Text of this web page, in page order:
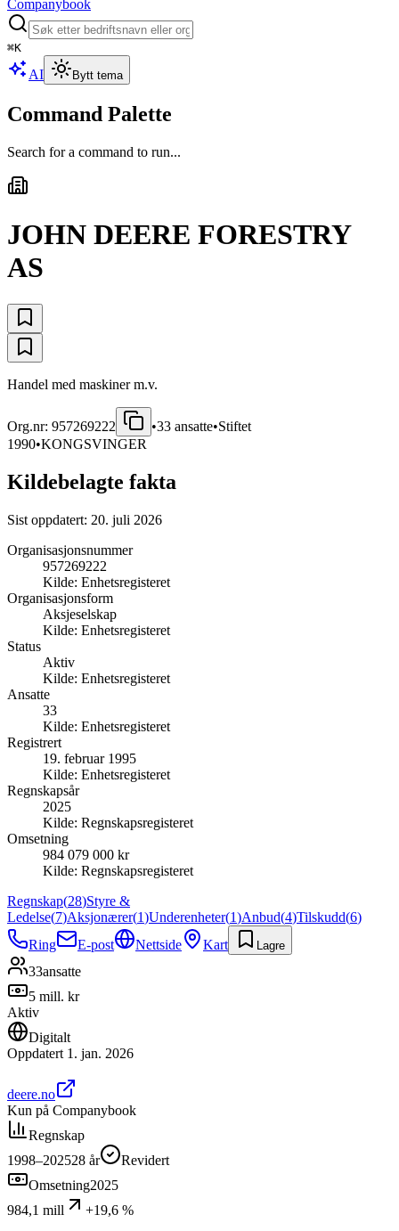
Companybook
⌘K
AI Bytt tema
Command Palette
Search for a command to run...
JOHN DEERE FORESTRY
AS
Handel med maskiner m.v.
Org.nr: 957269222 •33 ansatte•Stiftet
1990•KONGSVINGER
Kildebelagte fakta
Sist oppdatert: 20. juli 2026
Organisasjonsnummer
957269222
Kilde: Enhetsregisteret
Organisasjonsform
Aksjeselskap
Kilde: Enhetsregisteret
Status
Aktiv
Kilde: Enhetsregisteret
Ansatte
33
Kilde: Enhetsregisteret
Registrert
19. februar 1995
Kilde: Enhetsregisteret
Regnskapsår
2025
Kilde: Regnskapsregisteret
Omsetning
984 079 000 kr
Kilde: Regnskapsregisteret
Regnskap(28)Styre &
Ledelse(7)Aksjonærer(1)Underenheter(1)Anbud(4)Tilskudd(6)
Ring
E-post Nettside Kart Lagre
33ansatte
5 mill. kr
Aktiv
Digitalt
Oppdatert 1. jan. 2026
deere.no
Kun på Companybook
Regnskap
1998–202528 år
Revidert
Omsetning2025
984,1 mill
+19,6 %